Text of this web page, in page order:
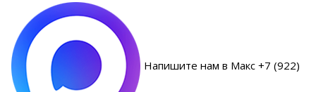
Напишите нам в Макс +7 (922)